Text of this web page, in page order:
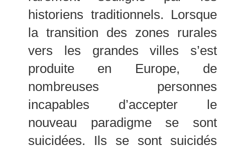
historiens traditionnels. Lorsque
la transition des zones rurales
vers les grandes villes s’est
produite en Europe, de
nombreuses personnes
incapables d’accepter le
nouveau paradigme se sont
suicidées. Ils se sont suicidés